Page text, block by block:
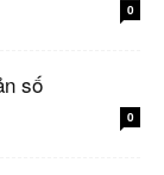
0
số
0